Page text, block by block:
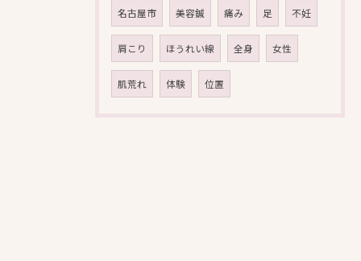
名古屋市 美容鍼 痛み 足 不妊
肩こり ほうれい線 全身 女性
肌荒れ 体験 位置